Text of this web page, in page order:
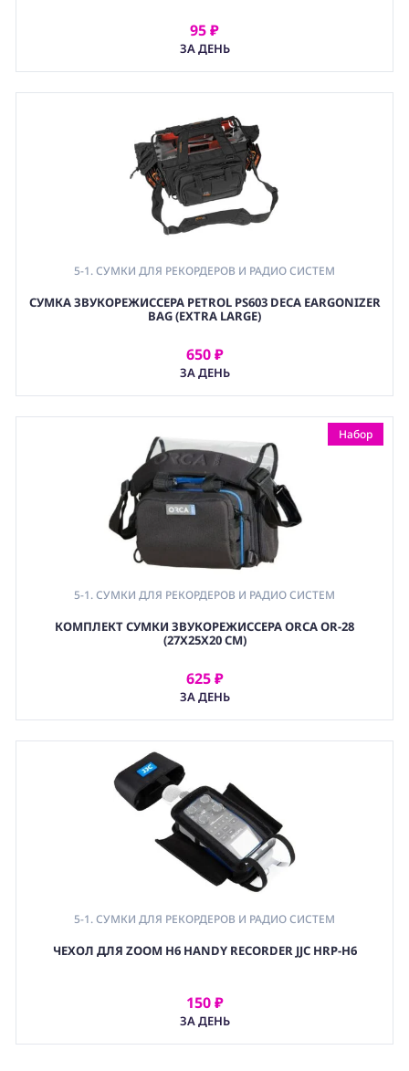
95 ₽
ЗА ДЕНЬ
АРЕНДОВАТЬ
5-1. СУМКИ ДЛЯ РЕКОРДЕРОВ И РАДИО СИСТЕМ
СУМКА ЗВУКОРЕЖИССЕРА PETROL PS603 DECA EARGONIZER
BAG (EXTRA LARGE)
650 ₽
ЗА ДЕНЬ
АРЕНДОВАТЬ
Набор
5-1. СУМКИ ДЛЯ РЕКОРДЕРОВ И РАДИО СИСТЕМ
8-1. РЕМНИ
,
,
8. ХРАНЕНИЕ - АКСЕССУАРЫ
,
(BAG) ХРАНЕНИЕ И ЭКИПИРОВКА
КОМПЛЕКТ СУМКИ ЗВУКОРЕЖИССЕРА ORCA OR-28
(27Х25Х20 CМ)
625 ₽
ЗА ДЕНЬ
АРЕНДОВАТЬ
5-1. СУМКИ ДЛЯ РЕКОРДЕРОВ И РАДИО СИСТЕМ
ЧЕХОЛ ДЛЯ ZOOM H6 HANDY RECORDER JJC HRP-H6
150 ₽
ЗА ДЕНЬ
АРЕНДОВАТЬ